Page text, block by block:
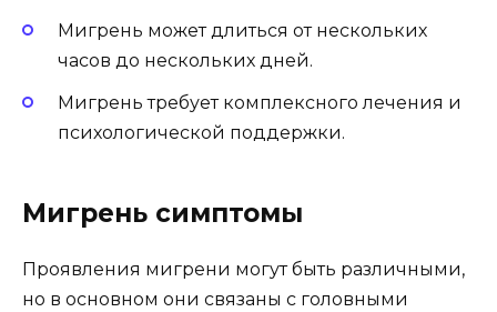
Мигрень может длиться от нескольких
часов до нескольких дней.
Мигрень требует комплексного лечения и
психологической поддержки.
Мигрень симптомы
Проявления мигрени могут быть различными,
но в основном они связаны с головными